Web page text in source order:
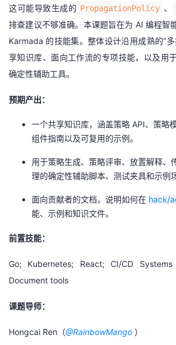
这可能导致生成的 PropagationPolicy 、
排查建议不够准确。本课题旨在为 AI 编程智
Karmada 的技能集。整体设计沿用成熟的“
享知识库、面向工作流的专项技能，以及用
确定性辅助工具。
预期产出：
一个共享知识库，涵盖策略 API、策略
组件指南以及可复用的示例。
用于策略生成、策略评审、放置解释、
理的确定性辅助脚本、测试夹具和示例
面向贡献者的文档，说明如何在 hack/
能、示例和知识文件。
前置技能：
Go; Kubernetes; React; CI/CD
Document tools
课题导师：
Hongcai Ren（@RainbowMango ）